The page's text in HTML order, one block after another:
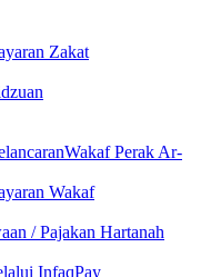
Zakat
Perak Ar-
Wakaf
/ Pajakan Hartanah
InfaqPay